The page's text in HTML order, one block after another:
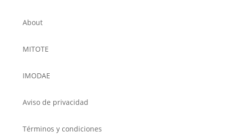
About
MITOTE
IMODAE
Aviso de privacidad
Términos y condiciones